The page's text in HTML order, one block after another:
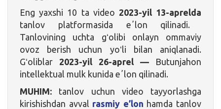
Eng yaxshi 10 ta video 2023-yil 13-aprelda
tanlov platformasida eʼlon qilinadi.
Tanlovining uchta gʻolibi onlayn ommaviy
ovoz berish uchun yoʻli bilan aniqlanadi.
Gʻoliblar 2023-yil 26-aprel — Butunjahon
intellektual mulk kunida eʼlon qilinadi.
MUHIM: tanlov uchun video tayyorlashga
kirishishdan avval rasmiy e’lon hamda tanlov